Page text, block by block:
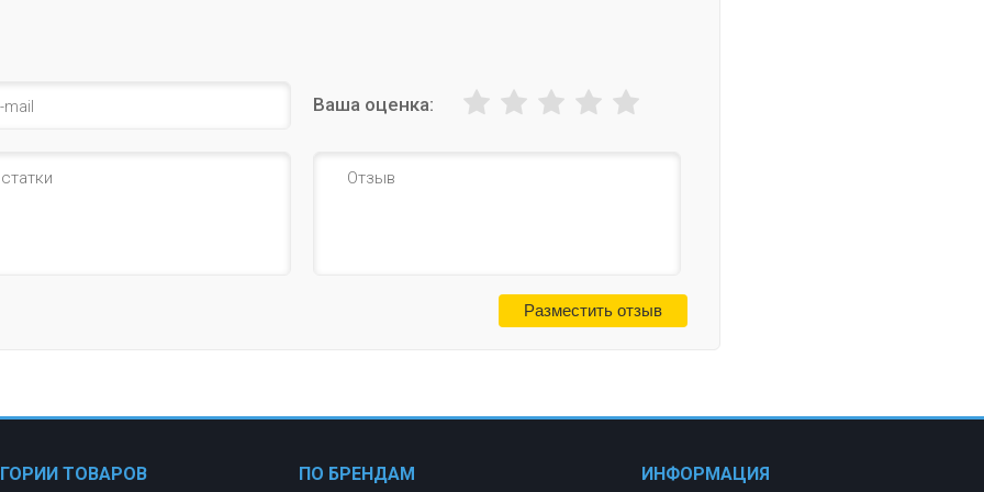
Ваша оценка:
ТОВАРОВ ПО БРЕНДАМ ИНФОРМАЦИЯ